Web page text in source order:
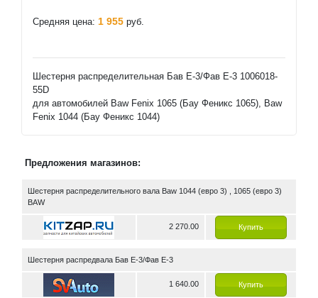
Средняя цена: 1 955 руб.
Шестерня распределительная Бав Е-3/Фав Е-3 1006018-
55D
для автомобилей Baw Fenix 1065 (Бау Феникс 1065), Baw
Fenix 1044 (Бау Феникс 1044)
Предложения магазинов:
Шестерня распределительного вала Baw 1044 (евро 3) , 1065 (евро 3)
BAW
2 270.00 Купить
Шестерня распредвала Бав Е-3/Фав Е-3
1 640.00 Купить